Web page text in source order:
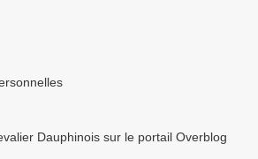
Dauphinois sur le portail Overblog